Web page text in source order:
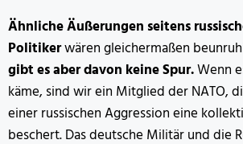
Ähnliche Äußerungen seitens
Politikerwären gleichermaßen
gibt es aber davon keine Spur.Wenn
käme, sind wir ein Mitglied der NATO,
einer russischen Aggression eine
beschert. Das deutsche Militär und die